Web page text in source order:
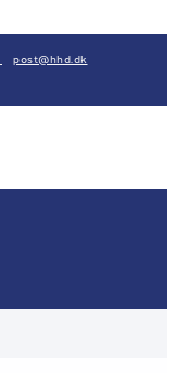
post@hhd.dk